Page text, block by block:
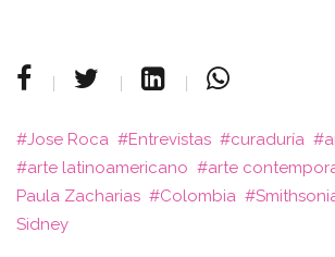
Jose Roca Entrevistas curaduría
arte latinoamericano
arte
Paula Zacharias
Colombia
Sidney